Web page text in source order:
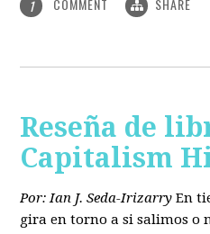
1 COMMENT SHARE
Reseña de
Capitalism
Por: Ian J. Seda-Irizarry En
gira en torno a si salimos o